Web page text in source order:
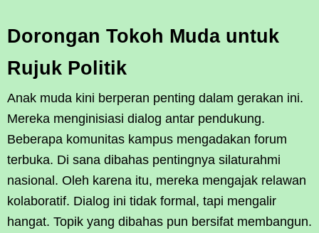
Dorongan Tokoh Muda untuk
Rujuk Politik
Anak muda kini berperan penting dalam gerakan ini.
Mereka menginisiasi dialog antar pendukung.
Beberapa komunitas kampus mengadakan forum
terbuka. Di sana dibahas pentingnya silaturahmi
nasional. Oleh karena itu, mereka mengajak relawan
kolaboratif. Dialog ini tidak formal, tapi mengalir
hangat. Topik yang dibahas pun bersifat membangun.